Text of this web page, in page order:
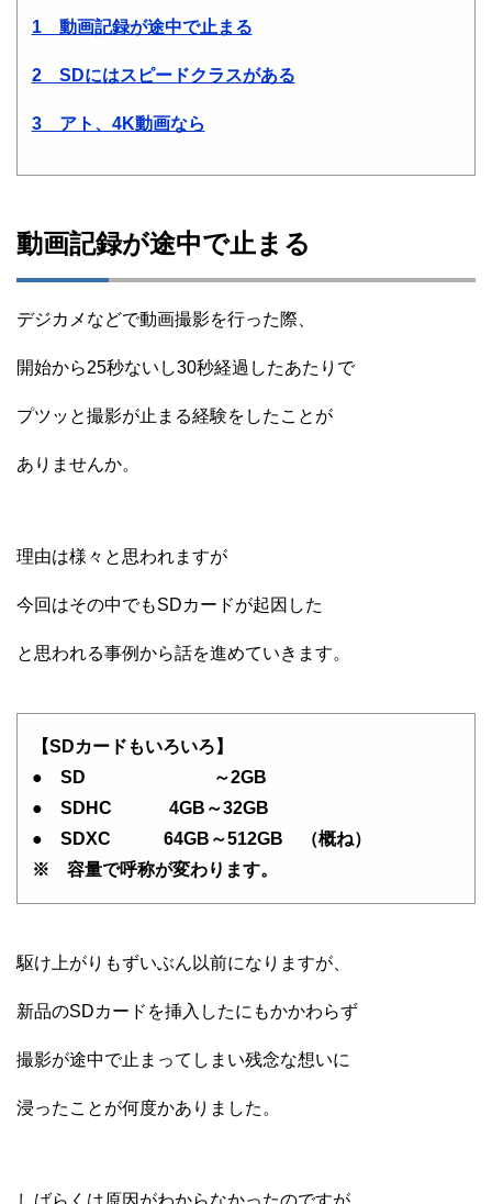
1 動画記録が途中で止まる
2 SDにはスピードクラスがある
3 アト、4K動画なら
動画記録が途中で止まる
デジカメなどで動画撮影を行った際、
開始から25秒ないし30秒経過したあたりで
プツッと撮影が止まる経験をしたことが
ありませんか。
理由は様々と思われますが
今回はその中でもSDカードが起因した
と思われる事例から話を進めていきます。
【SDカードもいろいろ】
● SD ～2GB
● SDHC 4GB～32GB
● SDXC 64GB～512GB （概ね）
※ 容量で呼称が変わります。
駆け上がりもずいぶん以前になりますが、
新品のSDカードを挿入したにもかかわらず
撮影が途中で止まってしまい残念な想いに
浸ったことが何度かありました。
しばらくは原因がわからなかったのですが。